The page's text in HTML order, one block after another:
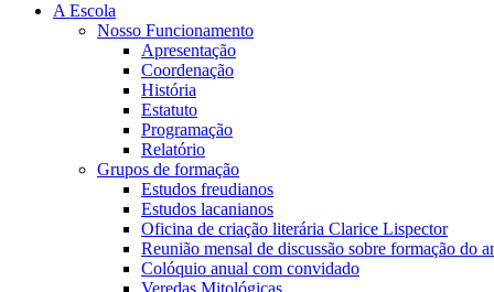
A Escola
Nosso Funcionamento
Apresentação
Coordenação
História
Estatuto
Programação
Relatório
Grupos de formação
Estudos freudianos
Estudos lacanianos
Oficina de criação literária Clarice Lispector
Reunião mensal de discussão sobre formação do
Colóquio anual com convidado